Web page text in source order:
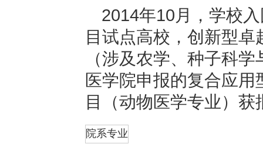
2014年10月，学校
目试点高校，创新型
（涉及农学、种子科
医学院申报的复合应
目（动物医学专业）获
院系专业